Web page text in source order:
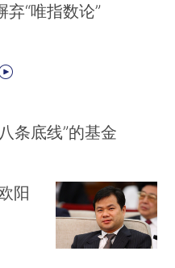
弃“唯指数论”
条底线”的基金
阳